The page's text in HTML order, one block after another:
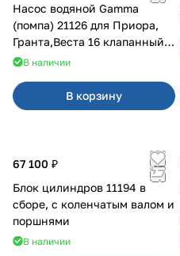
Насос водяной Gamma
(помпа) 21126 для Приора,
Гранта,Веста 16 клапанный
двигатель.
В наличии
В корзину
67 100 ₽
Блок цилиндров 11194 в
сборе, с коленчатым валом и
поршнями
В наличии